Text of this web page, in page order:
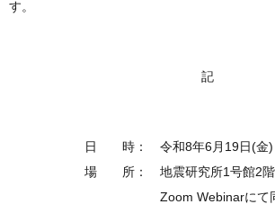
す。
記
日 時： 令和8年6月19日(金) 午
場 所： 地震研究所1号館2階
Zoom Webinarにて同